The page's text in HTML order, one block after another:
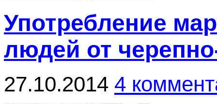
Употребление
людей от
27.10.2014 4